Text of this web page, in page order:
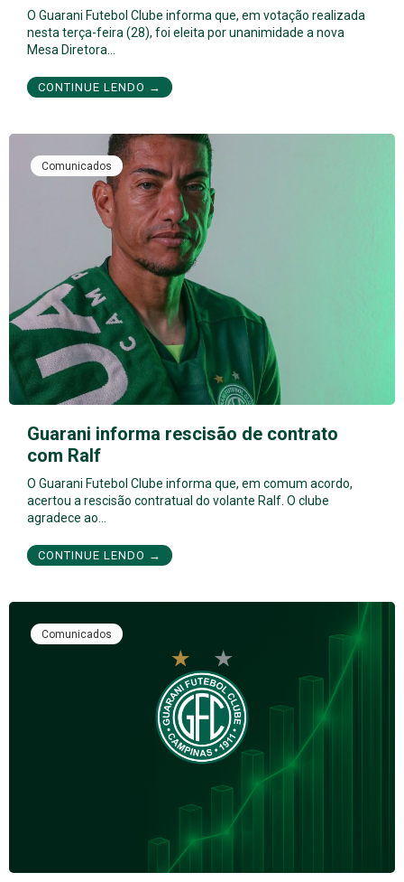
O Guarani Futebol Clube informa que, em votação realizada
nesta terça-feira (28), foi eleita por unanimidade a nova
Mesa Diretora…
CONTINUE LENDO →
Comunicados
Guarani informa rescisão de contrato
com Ralf
O Guarani Futebol Clube informa que, em comum acordo,
acertou a rescisão contratual do volante Ralf. O clube
agradece ao…
CONTINUE LENDO →
Comunicados